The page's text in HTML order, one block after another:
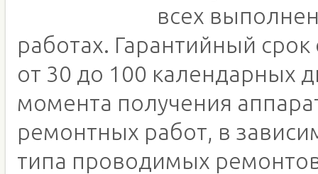
всех
работах. Гарантийный срок
от 30 до 100 календарных
момента получения
ремонтных работ, в
типа проводимых